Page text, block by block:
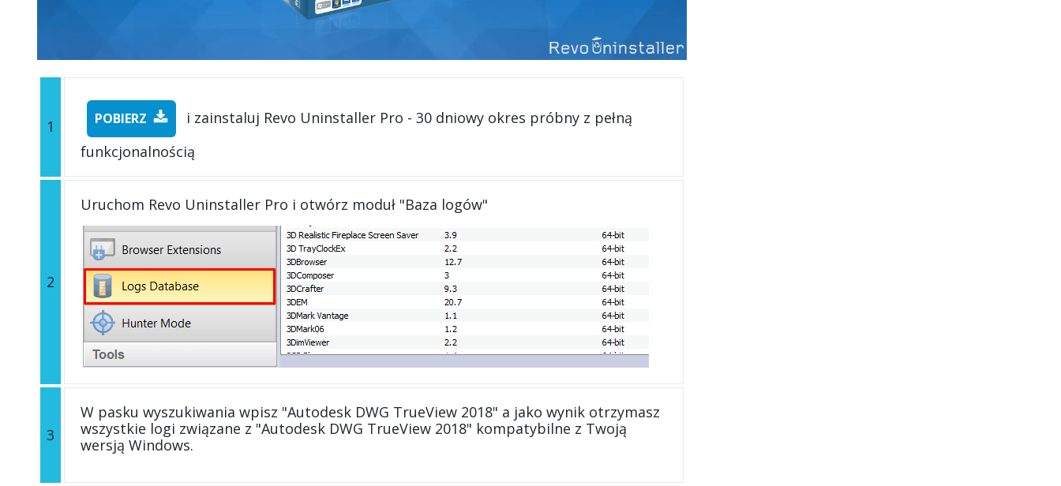
1 POBIERZ
i zainstaluj Revo Uninstaller Pro - 30 dniowy okres próbny z pełną
funkcjonalnością
2
Uruchom Revo Uninstaller Pro i otwórz moduł "Baza logów"
3
W pasku wyszukiwania wpisz "Autodesk DWG TrueView 2018" a jako wynik otrzymasz
wszystkie logi związane z "Autodesk DWG TrueView 2018" kompatybilne z Twoją
wersją Windows.